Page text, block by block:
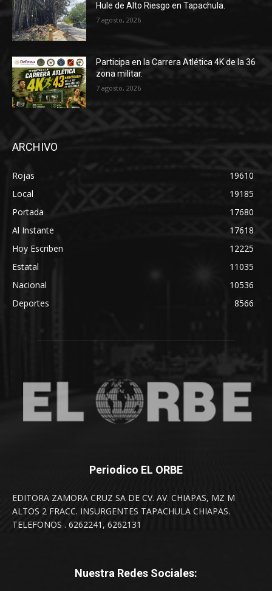
Hule de Alto Riesgo en Tapachula.
7 agosto, 2026
Participa en la Carrera Atlética 4K de la 36
zona militar.
7 agosto, 2026
ARCHIVO
Rojas
19610
Local
19185
Portada
17680
Al Instante
17618
Hoy Escriben
12225
Estatal
11035
Nacional
10536
Deportes
8566
Periodico EL ORBE
EDITORA ZAMORA CRUZ SA DE CV. AV. CHIAPAS, MZ M
ALTOS 2 FRACC. INSURGENTES TAPACHULA CHIAPAS.
TELEFONOS . 6262241, 6262131
Nuestra Redes Sociales: